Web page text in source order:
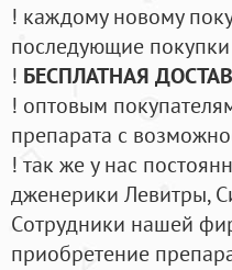
! каждому новому
последующие покупки
! БЕСПЛАТНАЯ
! оптовым
препарата с
! так же у нас
дженерики Левитры,
Cотрудники нашей
приобретение